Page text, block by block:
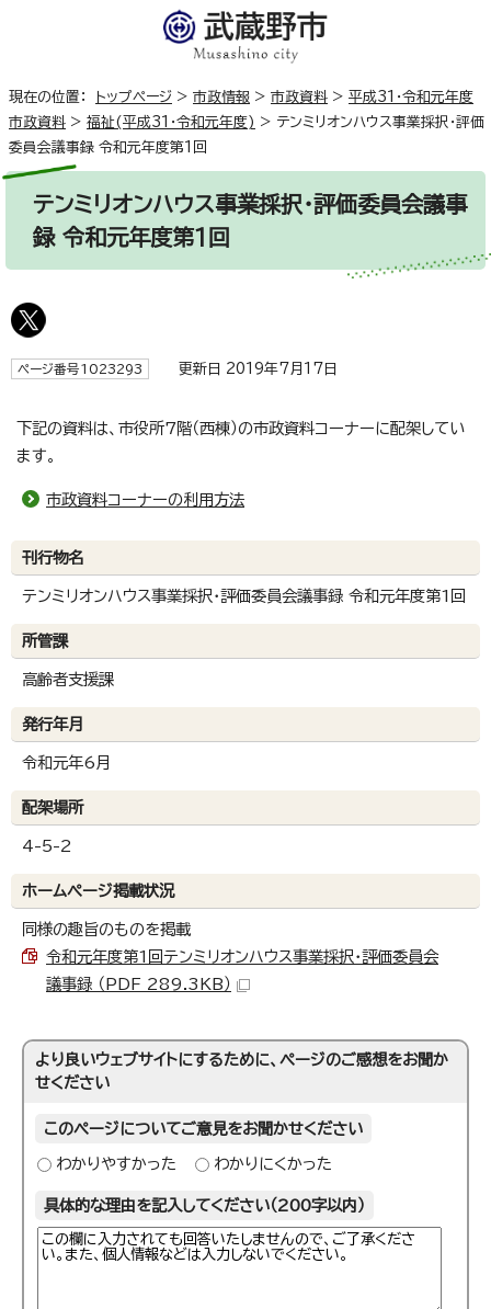
現在の位置： トップページ > 市政情報 > 市政資料 > 平成31・令和元年度
市政資料 > 福祉(平成31・令和元年度) > テンミリオンハウス事業採択・評価
委員会議事録 令和元年度第1回
テンミリオンハウス事業採択・評価委員会議事
録 令和元年度第1回
ページ番号1023293 更新日 2019年7月17日
下記の資料は、市役所7階（西棟）の市政資料コーナーに配架してい
ます。
市政資料コーナーの利用方法
刊行物名
テンミリオンハウス事業採択・評価委員会議事録 令和元年度第1回
所管課
高齢者支援課
発行年月
令和元年6月
配架場所
4-5-2
ホームページ掲載状況
同様の趣旨のものを掲載
令和元年度第1回テンミリオンハウス事業採択・評価委員会
議事録 （PDF 289.3KB）
より良いウェブサイトにするために、ページのご感想をお聞か
せください
このページについてご意見をお聞かせください
わかりやすかった わかりにくかった
具体的な理由を記入してください（200字以内）